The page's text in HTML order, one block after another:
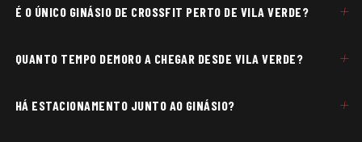
É O ÚNICO GINÁSIO DE CROSSFIT PERTO DE VILA VERDE? +
QUANTO TEMPO DEMORO A CHEGAR DESDE VILA VERDE? +
HÁ ESTACIONAMENTO JUNTO AO GINÁSIO? +